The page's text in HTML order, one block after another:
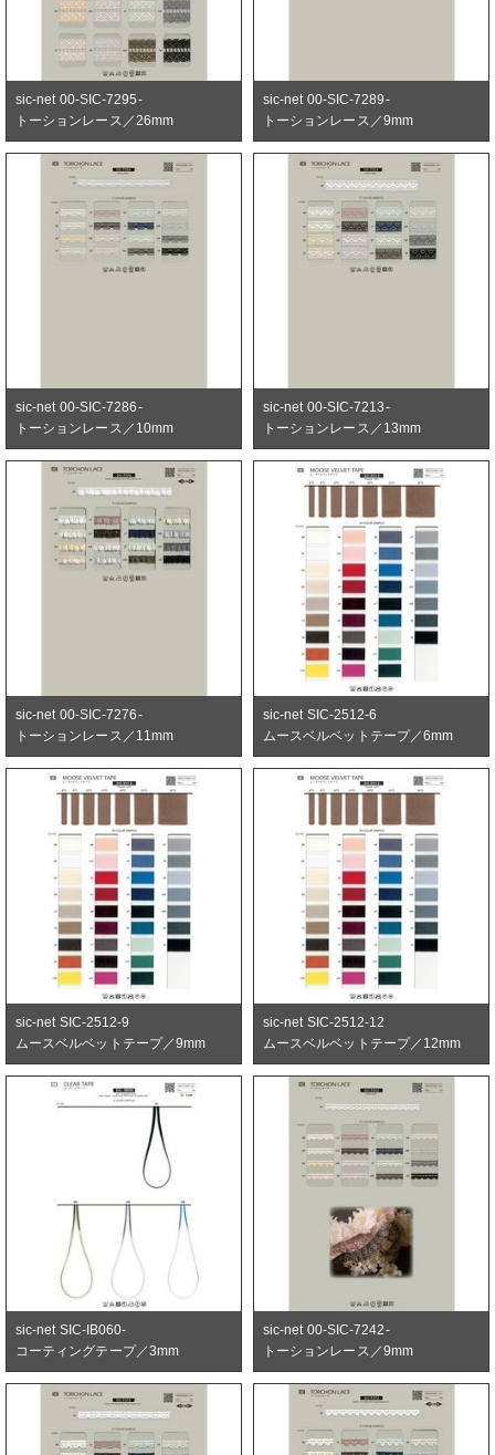
sic-net 00-SIC-7295-
トーションレース／26mm
sic-net 00-SIC-7289-
トーションレース／9mm
sic-net 00-SIC-7286-
トーションレース／10mm
sic-net 00-SIC-7213-
トーションレース／13mm
sic-net 00-SIC-7276-
トーションレース／11mm
sic-net SIC-2512-6
ムースベルベットテープ／6mm
sic-net SIC-2512-9
ムースベルベットテープ／9mm
sic-net SIC-2512-12
ムースベルベットテープ／12mm
sic-net SIC-IB060-
コーティングテープ／3mm
sic-net 00-SIC-7242-
トーションレース／9mm